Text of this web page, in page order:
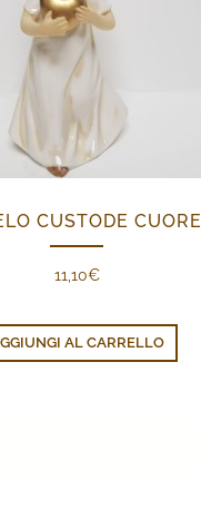
CUSTODE CUORE
11,10€
AL CARRELLO